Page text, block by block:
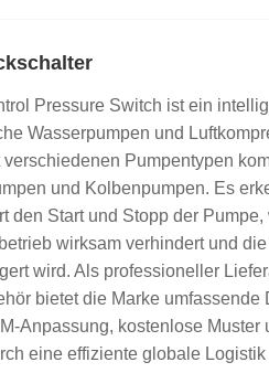
Pressure Switch ist ein
Wasserpumpen und
Pumpentypen
und Kolbenpumpen. Es
den Start und Stopp der
wirksam verhindert und
wird. Als professioneller
bietet die Marke umfassende
Anpassung, kostenlose Muster
eine effiziente globale